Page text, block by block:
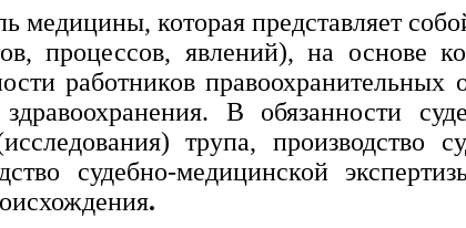
медицины, которая представляет
процессов, явлений), на основе
работников правоохранительных
В обязанности
трупа, производство
судебно-медицинской
.